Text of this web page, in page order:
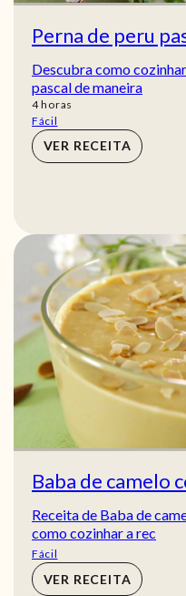
Perna de peru
Descubra como
pascal de maneira
4horas
horas
Fácil
VER RECEITA
Baba de camelo
Receita de Baba de
como cozinhar a rec
Fácil
VER RECEITA